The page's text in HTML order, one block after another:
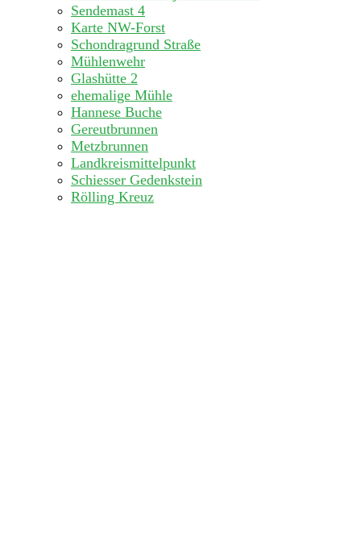
Sendemast 4
Karte NW-Forst
Schondragrund Straße
Mühlenwehr
Glashütte 2
ehemalige Mühle
Hannese Buche
Gereutbrunnen
Metzbrunnen
Landkreismittelpunkt
Schiesser Gedenkstein
Rölling Kreuz